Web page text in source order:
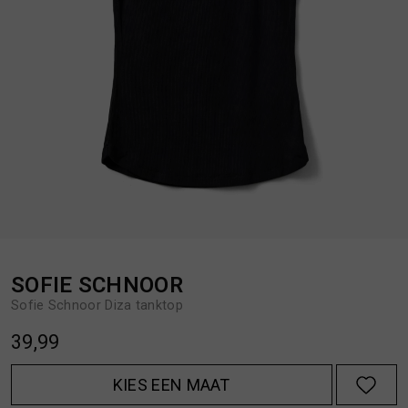
HANDSCHOENEN
OVERHEMDEN
SOFIE SCHNOOR
Sofie Schnoor Diza tanktop
39,99
KIES EEN MAAT